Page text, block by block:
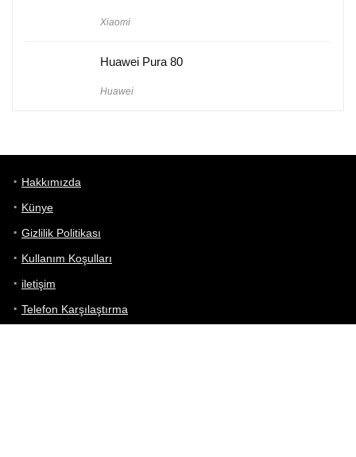
Xiaomi
Huawei Pura 80
Huawei
Hakkımızda
Künye
Gizlilik Politikası
Kullanım Koşulları
iletişim
Telefon Karşılaştırma